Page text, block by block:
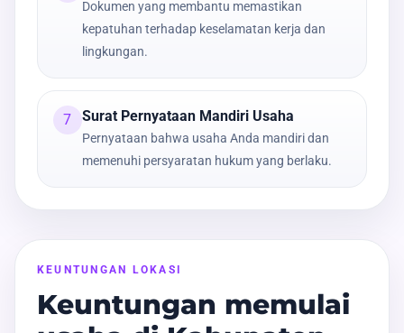
Dokumen yang membantu memastikan
kepatuhan terhadap keselamatan kerja dan
lingkungan.
7 Surat Pernyataan Mandiri Usaha
Pernyataan bahwa usaha Anda mandiri dan
memenuhi persyaratan hukum yang berlaku.
KEUNTUNGAN LOKASI
Keuntungan memulai